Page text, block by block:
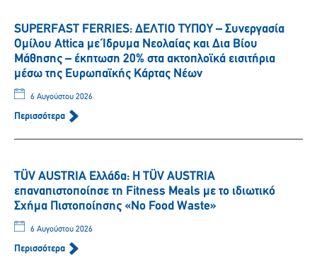
SUPERFAST FERRIES: ΔΕΛΤΙΟ ΤΥΠΟΥ – Συνεργασία
Ομίλου Attica με Ίδρυμα Νεολαίας και Δια Βίου
Μάθησης – έκπτωση 20% στα ακτοπλοϊκά εισιτήρια
μέσω της Ευρωπαϊκής Κάρτας Νέων
6 Αυγούστου 2026
Περισσότερα
TÜV AUSTRIA Ελλάδα: Η TÜV AUSTRIA
επαναπιστοποίησε τη Fitness Meals με το ιδιωτικό
Σχήμα Πιστοποίησης «No Food Waste»
6 Αυγούστου 2026
Περισσότερα